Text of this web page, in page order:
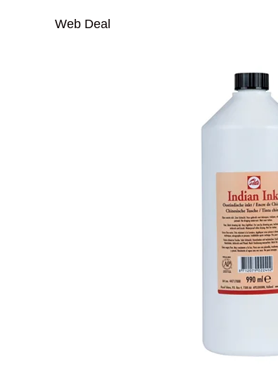
Web Deal